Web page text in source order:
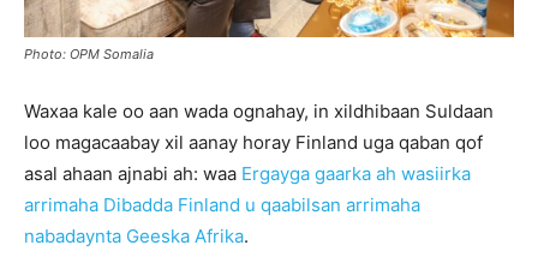
Photo: OPM Somalia
Waxaa kale oo aan wada ognahay, in xildhibaan Suldaan
loo magacaabay xil aanay horay Finland uga qaban qof
asal ahaan ajnabi ah: waa Ergayga gaarka ah wasiirka
arrimaha Dibadda Finland u qaabilsan arrimaha
nabadaynta Geeska Afrika.